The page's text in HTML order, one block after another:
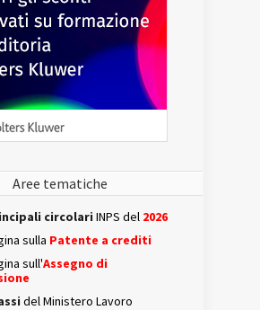
Aree tematiche
circolari INPS del 2026
sulla Patente a crediti
sull'Assegno di
del Ministero Lavoro